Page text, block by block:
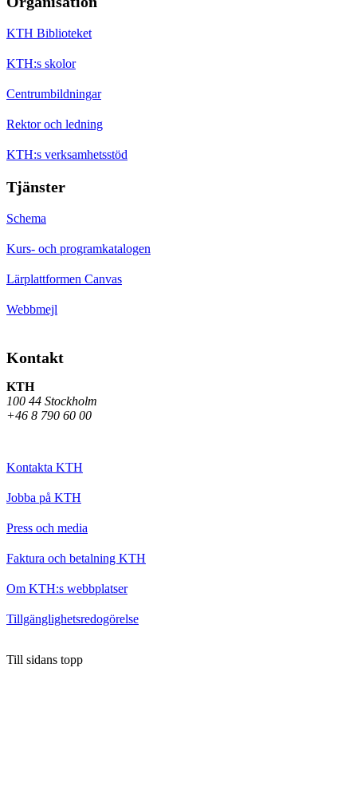
KTH Biblioteket
KTH:s skolor
Centrumbildningar
Rektor och ledning
KTH:s verksamhetsstöd
Tjänster
Schema
Kurs- och programkatalogen
Lärplattformen Canvas
Webbmejl
Kontakt
KTH
100 44 Stockholm
+46 8 790 60 00
Kontakta KTH
Jobba på KTH
Press och media
Faktura och betalning KTH
Om KTH:s webbplatser
Tillgänglighetsredogörelse
Till sidans topp